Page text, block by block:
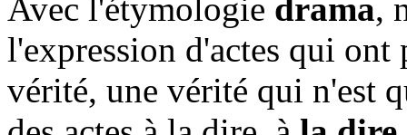
Avec l'étymologie drama,
l'expression d'actes qui
vérité, une vérité qui n'est